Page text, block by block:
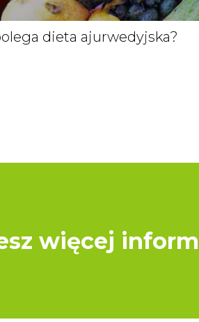
dieta ajurwedyjska?
więcej